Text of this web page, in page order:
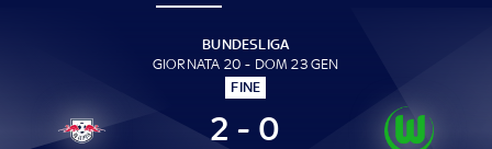
BUNDESLIGA
GIORNATA 20 - DOM 23 GEN
FINE
2 - 0